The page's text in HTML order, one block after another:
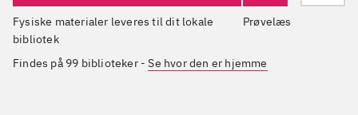
Prøvelæs
Fysiske materialer leveres til dit lokale
bibliotek
Findes på 99 biblioteker-Se hvor den er hjemme